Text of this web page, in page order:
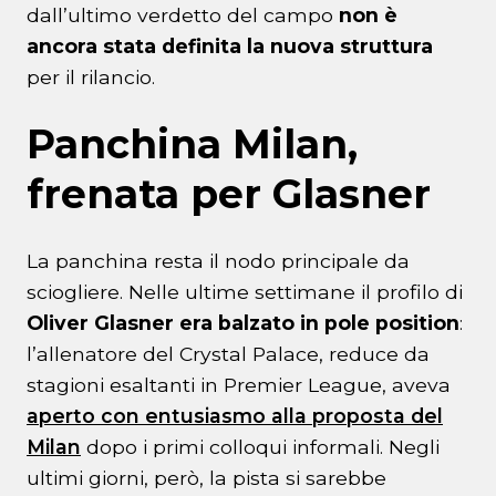
dall’ultimo verdetto del campo non è
ancora stata definita la nuova struttura
per il rilancio.
Panchina Milan,
frenata per Glasner
La panchina resta il nodo principale da
sciogliere. Nelle ultime settimane il profilo di
Oliver Glasner era balzato in pole position:
l’allenatore del Crystal Palace, reduce da
stagioni esaltanti in Premier League, aveva
aperto con entusiasmo alla proposta del
Milan dopo i primi colloqui informali. Negli
ultimi giorni, però, la pista si sarebbe